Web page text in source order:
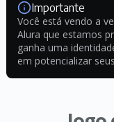
Importante
Você está vendo a
Alura que estamos
ganha uma
em potencializar